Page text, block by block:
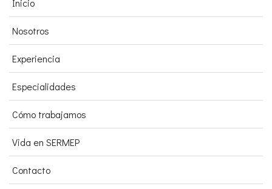
Nosotros
Experiencia
Especialidades
Cómo trabajamos
Vida en SERMEP
Contacto